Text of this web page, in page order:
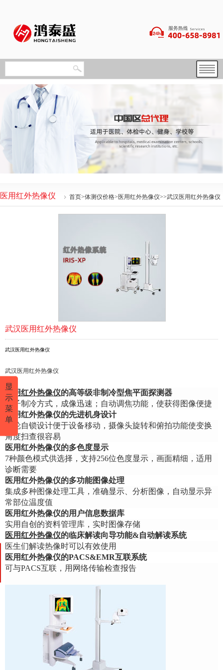
医用红外热像仪 首页>体测仪价格> 医用红外热像仪>>武汉医用红外热像仪
武汉医用红外热像仪
武汉医用红外热像仪
武汉医用红外热像仪
医用红外热像仪的高等级非制冷型焦平面探测器
电子制冷方式，成像迅速；自动调焦功能，使获得图像便捷
医用红外热像仪的先进机身设计
滚轮自锁设计便于设备移动，摄像头旋转和俯拍功能使变换
角度扫查很容易
医用红外热像仪的多色度显示
7种颜色模式供选择，支持256位色度显示，画面精细，适用
诊断需要
医用红外热像仪的多功能图像处理
集成多种图像处理工具，准确显示、分析图像，自动显示异
常部位温度值
医用红外热像仪的用户信息数据库
实用自创的资料管理库，实时图像存储
医用红外热像仪的临床解读向导功能&自动解读系统
医生们解读热像时可以有效使用
医用红外热像仪的PACS&EMR互联系统
可与PACS互联，用网络传输检查报告
显
示
菜
单